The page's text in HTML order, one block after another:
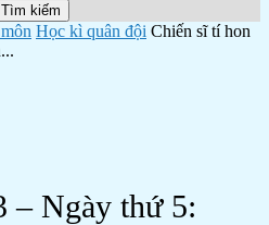
Học kì quân đội Chiến sĩ tí hon
– Ngày thứ 5: